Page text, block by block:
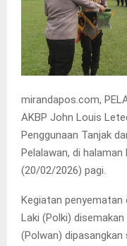
mirandapos.com,
AKBP John Louis
Penggunaan Tanjak
Pelalawan, di
(20/02/2026) pagi.
Kegiatan penyematan
Laki (Polki)
(Polwan) dipasangkan